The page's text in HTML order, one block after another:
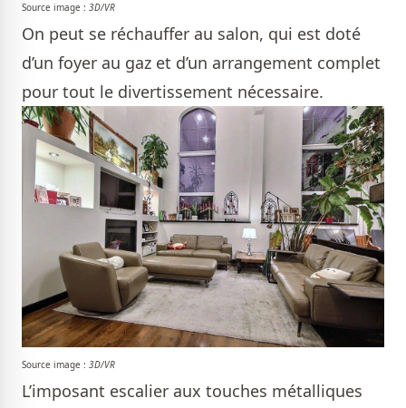
Source image : 3D/VR
On peut se réchauffer au salon, qui est doté
d’un foyer au gaz et d’un arrangement complet
pour tout le divertissement nécessaire.
Source image : 3D/VR
L’imposant escalier aux touches métalliques